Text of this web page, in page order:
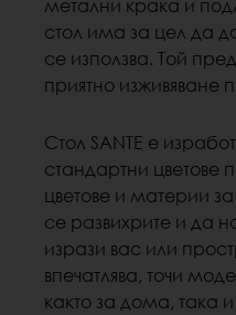
метални крака и
стол има за цел да
се използва. Той
приятно изживяване
Стол SANTE е
стандартни цветове
цветове и материи
се развихрите и да
изрази вас или
впечатлява, точи
както за дома, така